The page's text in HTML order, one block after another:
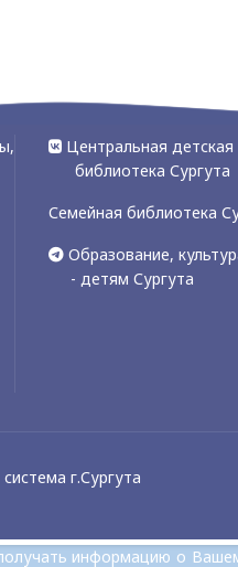
Центральная детская
библиотека Сургута
Семейная библиотека
Образование,
- детям Сургута
г.Сургута
информацию о